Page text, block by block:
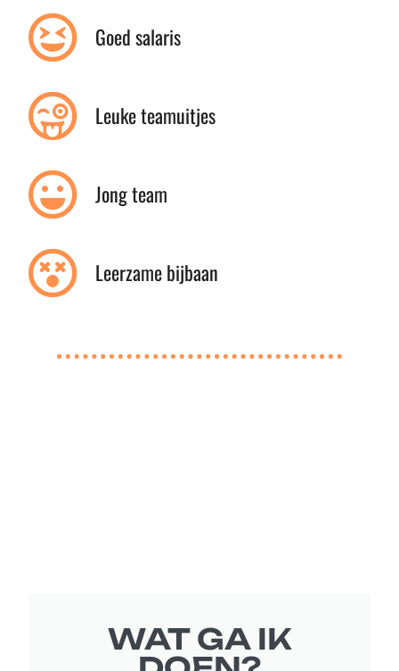
Goed salaris
Leuke teamuitjes
Jong team
Leerzame bijbaan
WAT GA IK